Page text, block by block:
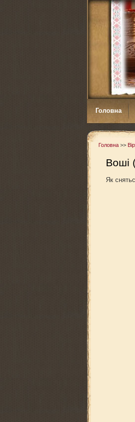
Головна
Головна >>
Воші
Як